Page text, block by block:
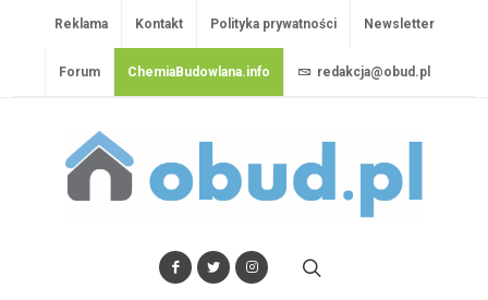
Reklama Kontakt Polityka prywatności Newsletter
Forum ChemiaBudowlana.info redakcja@obud.pl